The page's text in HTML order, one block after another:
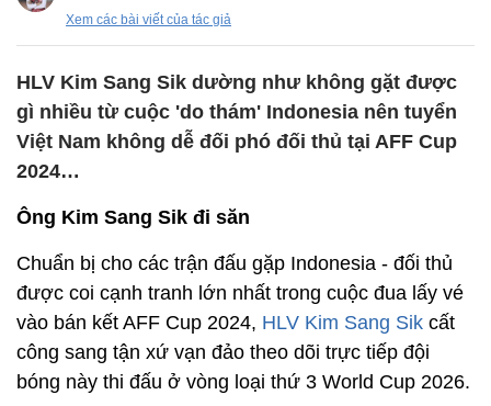
Xem các bài viết của tác giả
HLV Kim Sang Sik dường như không gặt được
gì nhiều từ cuộc 'do thám' Indonesia nên tuyển
Việt Nam không dễ đối phó đối thủ tại AFF Cup
2024…
Ông Kim Sang Sik đi săn
Chuẩn bị cho các trận đấu gặp Indonesia - đối thủ
được coi cạnh tranh lớn nhất trong cuộc đua lấy vé
vào bán kết AFF Cup 2024, HLV Kim Sang Sik cất
công sang tận xứ vạn đảo theo dõi trực tiếp đội
bóng này thi đấu ở vòng loại thứ 3 World Cup 2026.